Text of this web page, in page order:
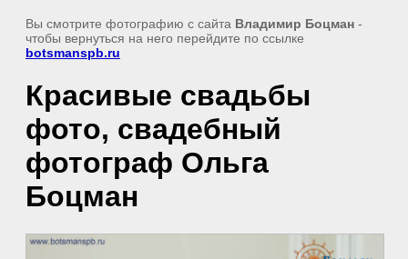
Вы смотрите фотографию с сайта Владимир Боцман -
чтобы вернуться на него перейдите по ссылке
botsmanspb.ru
Красивые свадьбы
фото, свадебный
фотограф Ольга
Боцман